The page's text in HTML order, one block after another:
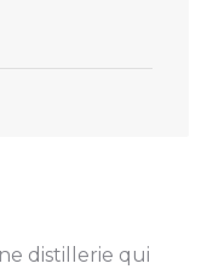
distillerie qui